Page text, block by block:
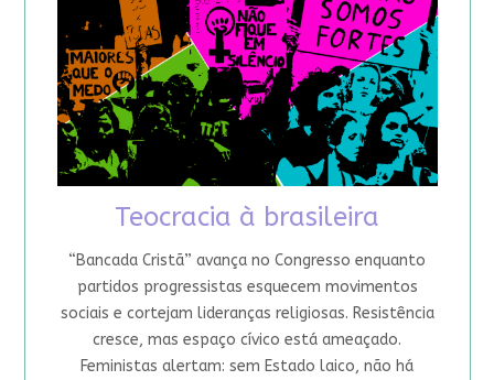
Teocracia à brasileira
“Bancada Cristã” avança no Congresso enquanto
partidos progressistas esquecem movimentos
sociais e cortejam lideranças religiosas. Resistência
cresce, mas espaço cívico está ameaçado.
Feministas alertam: sem Estado laico, não há